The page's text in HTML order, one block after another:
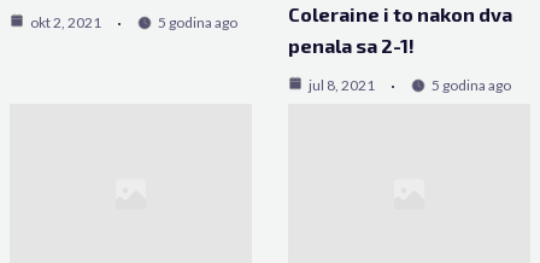
okt 2, 2021 5 godina ago
Coleraine i to nakon dva
penala sa 2-1!
jul 8, 2021 5 godina ago